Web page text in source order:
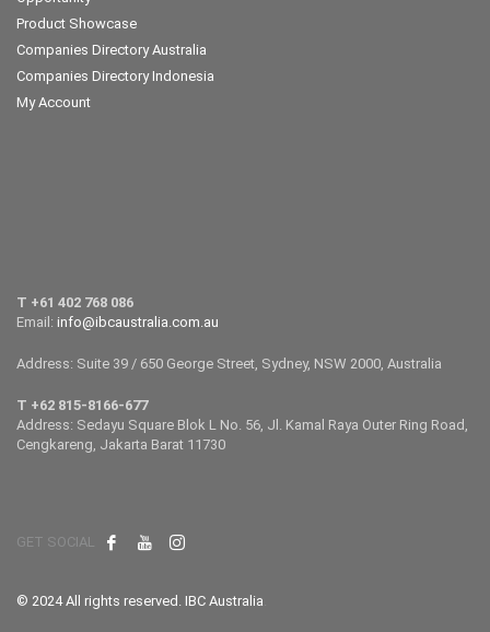
Product Showcase
Companies Directory Australia
Companies Directory Indonesia
My Account
T +61 402 768 086
Email: info@ibcaustralia.com.au
Address: Suite 39 / 650 George Street, Sydney, NSW 2000, Australia
T +62 815-8166-677
Address: Sedayu Square Blok L No. 56, Jl. Kamal Raya Outer Ring Road,
Cengkareng, Jakarta Barat 11730
GET SOCIAL
© 2024 All rights reserved. IBC Australia.